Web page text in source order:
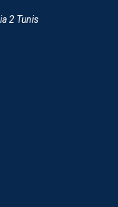
2 Tunis